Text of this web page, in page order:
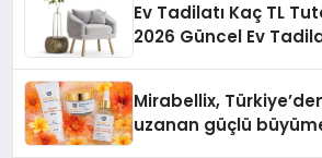
Ev Tadilatı Kaç TL
2026 Güncel Ev
Mirabellix,
uzanan güçlü